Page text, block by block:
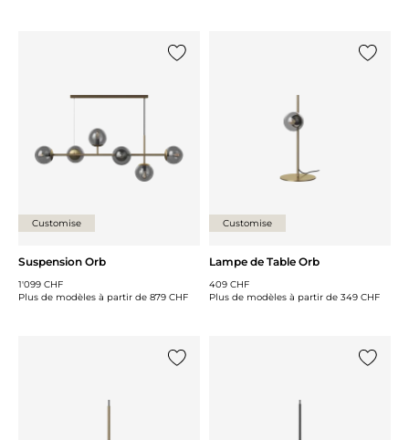
Customise
Suspension Orb
1'099 CHF
Plus de modèles à partir de 879 CHF
Customise
Lampe de Table Orb
409 CHF
Plus de modèles à partir de 349 CHF